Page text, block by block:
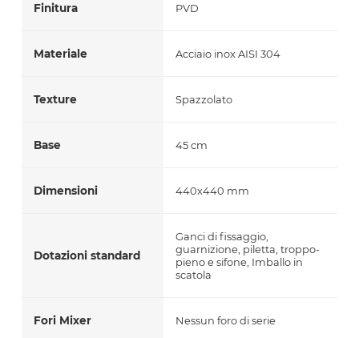
Finitura PVD
Materiale Acciaio inox AISI 304
Texture Spazzolato
Base 45 cm
Dimensioni 440x440 mm
Dotazioni standard
Ganci di fissaggio,
guarnizione, piletta, troppo-
pieno e sifone, Imballo in
scatola
Fori Mixer Nessun foro di serie